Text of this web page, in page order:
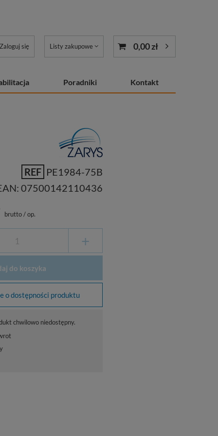
Zaloguj się Listy zakupowe 0,00 zł
Poradniki Kontakt
REF PE1984-75B
07500142110436
brutto/op.
+
do koszyka
o dostępności produktu
chwilowo niedostępny.